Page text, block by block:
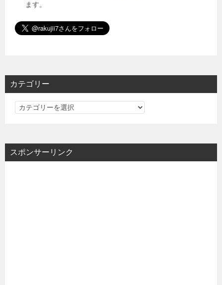
ます。
カテゴリー
カ
リ
ー
スポンサーリンク